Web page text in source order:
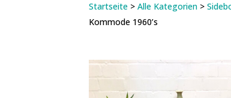
Startseite >Alle Kategorien >
Kommode 1960’s